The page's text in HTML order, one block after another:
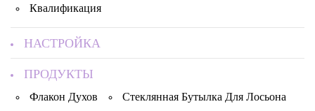
Квалификация
НАСТРОЙКА
ПРОДУКТЫ
Флакон Духов Стеклянная Бутылка Для Лосьона